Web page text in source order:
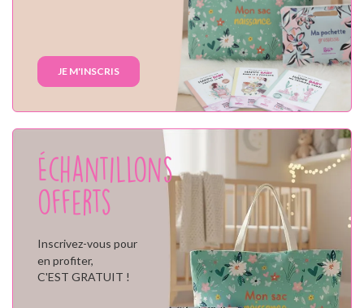
JE M'INSCRIS
Échantillons
offerts
Inscrivez-vous pour
en profiter,
C'EST GRATUIT !